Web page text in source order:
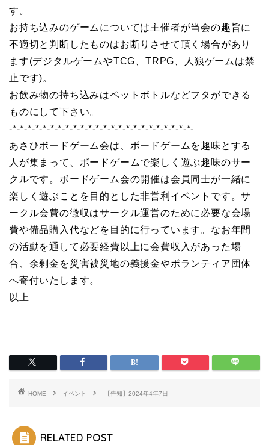
す。
お持ち込みのゲームについては主催者が当会の趣旨に
不適切と判断したものはお断りさせて頂く場合があり
ます(デジタルゲームやTCG、TRPG、人狼ゲームは禁
止です)。
お飲み物の持ち込みはペットボトルなどフタができる
ものにして下さい。
-*-*-*-*-*-*-*-*-*-*-*-*-*-*-*-*-*-*-*-*-*-*-*-*-
あさひボードゲーム会は、ボードゲームを趣味とする
人が集まって、ボードゲームで楽しく遊ぶ趣味のサー
クルです。ボードゲーム会の開催は会員同士が一緒に
楽しく遊ぶことを目的とした非営利イベントです。サ
ークル会費の徴収はサークル運営のために必要な会場
費や備品購入代などを目的に行っています。なお年間
の活動を通して必要経費以上に会費収入があった場
合、余剰金を災害被災地の義援金やボランティア団体
へ寄付いたします。
以上
HOME イベント 【告知】2024年4年7日
RELATED POST